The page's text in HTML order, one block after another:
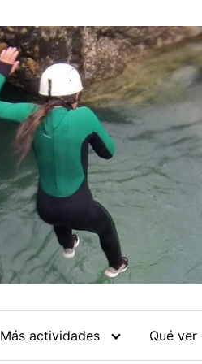
Más actividades Qué ver